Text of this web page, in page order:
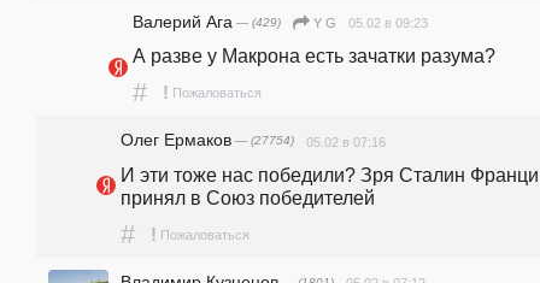
Валерий Ага — (429) Y G 05.02 в 09:23
А разве у Макрона есть зачатки разума?
# ! Пожаловаться
Олег Ермаков — (27754) 05.02 в 07:16
И эти тоже нас победили? Зря Сталин
принял в Союз победителей
# ! Пожаловаться